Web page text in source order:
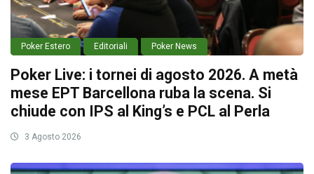
Poker Estero Editoriali Poker News
Poker Live: i tornei di agosto 2026. A metà
mese EPT Barcellona ruba la scena. Si
chiude con IPS al King’s e PCL al Perla
3 Agosto 2026